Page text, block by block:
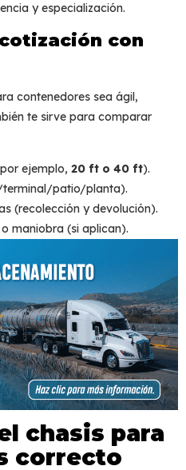
y especialización.
con
contenedores sea ágil,
te sirve para comparar
ejemplo, 20 ft o 40 ft).
terminal/patio/planta).
(recolección y devolución).
maniobra (si aplican).
chasis para
correcto